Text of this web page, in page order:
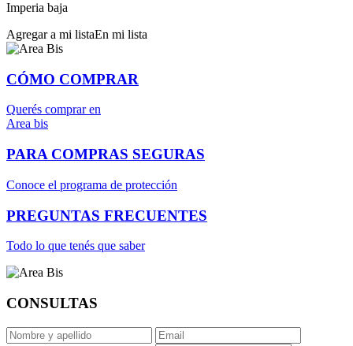
Imperia baja
Agregar a mi listaEn mi lista
CÓMO COMPRAR
Querés comprar en
Area bis
PARA COMPRAS SEGURAS
Conoce el programa de protección
PREGUNTAS FRECUENTES
Todo lo que tenés que saber
CONSULTAS